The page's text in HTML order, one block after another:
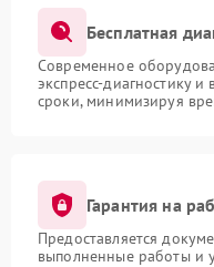
Бесплатная
Современное
экспресс-диагностику
сроки, минимизируя
Гарантия на
Предоставляется
выполненные работы и